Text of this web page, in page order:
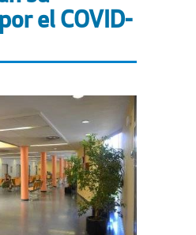
el COVID-